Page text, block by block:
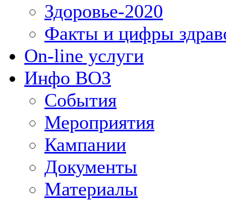
Здоровье-2020
Факты и цифры
On-line услуги
Инфо ВОЗ
События
Мероприятия
Кампании
Документы
Материалы